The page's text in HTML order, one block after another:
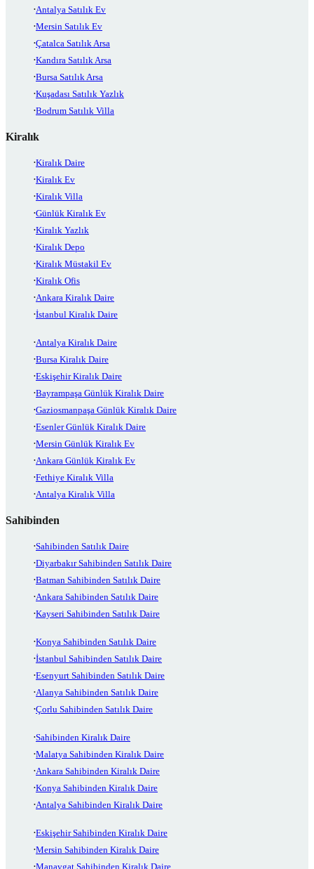
Antalya Satılık Ev
Mersin Satılık Ev
Çatalca Satılık Arsa
Kandıra Satılık Arsa
Bursa Satılık Arsa
Kuşadası Satılık Yazlık
Bodrum Satılık Villa
Kiralık
Kiralık Daire
Kiralık Ev
Kiralık Villa
Günlük Kiralık Ev
Kiralık Yazlık
Kiralık Depo
Kiralık Müstakil Ev
Kiralık Ofis
Ankara Kiralık Daire
İstanbul Kiralık Daire
Antalya Kiralık Daire
Bursa Kiralık Daire
Eskişehir Kiralık Daire
Bayrampaşa Günlük Kiralık Daire
Gaziosmanpaşa Günlük Kiralık Daire
Esenler Günlük Kiralık Daire
Mersin Günlük Kiralık Ev
Ankara Günlük Kiralık Ev
Fethiye Kiralık Villa
Antalya Kiralık Villa
Sahibinden
Sahibinden Satılık Daire
Diyarbakır Sahibinden Satılık Daire
Batman Sahibinden Satılık Daire
Ankara Sahibinden Satılık Daire
Kayseri Sahibinden Satılık Daire
Konya Sahibinden Satılık Daire
İstanbul Sahibinden Satılık Daire
Esenyurt Sahibinden Satılık Daire
Alanya Sahibinden Satılık Daire
Çorlu Sahibinden Satılık Daire
Sahibinden Kiralık Daire
Malatya Sahibinden Kiralık Daire
Ankara Sahibinden Kiralık Daire
Konya Sahibinden Kiralık Daire
Antalya Sahibinden Kiralık Daire
Eskişehir Sahibinden Kiralık Daire
Mersin Sahibinden Kiralık Daire
Manavgat Sahibinden Kiralık Daire